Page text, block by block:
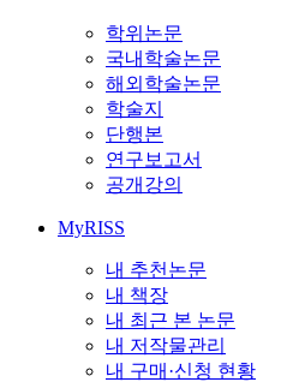
학위논문
국내학술논문
해외학술논문
학술지
단행본
연구보고서
공개강의
MyRISS
내 추천논문
내 책장
내 최근 본 논문
내 저작물관리
내 구매·신청 현황